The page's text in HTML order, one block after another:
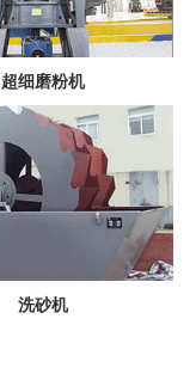
超细磨粉机
洗砂机